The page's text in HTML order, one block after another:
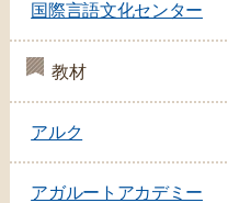
国際言語文化センター
教材
アルク
アガルートアカデミー